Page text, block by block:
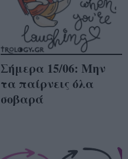
Σήμερα 15/06: Μην
τα παίρνεις όλα
σοβαρά